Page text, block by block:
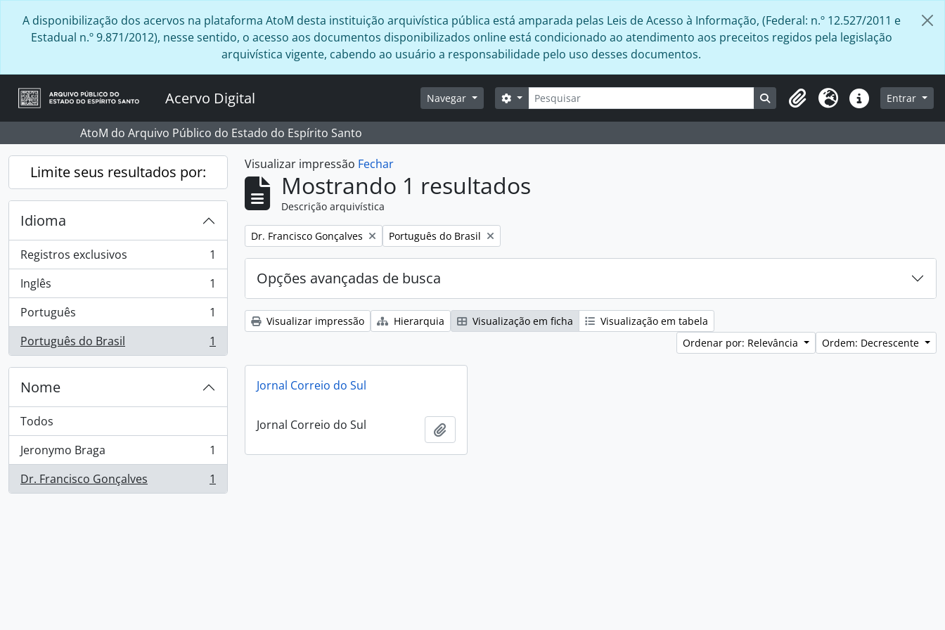
A disponibilização dos acervos na plataforma AtoM desta instituição arquivística pública está amparada pelas Leis de Acesso à Informação, (Federal: n.º 12.527/2011 e
Estadual n.º 9.871/2012), nesse sentido, o acesso aos documentos disponibilizados online está condicionado ao atendimento aos preceitos regidos pela legislação
arquivística vigente, cabendo ao usuário a responsabilidade pelo uso desses documentos.
Acervo Digital Navegar Buscar
Opções de busca Busque na página de navegação
Área de Transferência
Idioma Atalhos Entrar
AtoM do Arquivo Público do Estado do Espírito Santo
Limite seus resultados por:
Idioma
Registros exclusivos
, 1 resultados
1
Inglês
, 1 resultados
1
Português
, 1 resultados
1
Português do Brasil
, 1 resultados 1
Nome
Todos
Jeronymo Braga
, 1 resultados
1
Dr. Francisco Gonçalves
, 1 resultados 1
Visualizar impressão Fechar
Mostrando 1 resultados
Descrição arquivística
Remover filtro:
Dr. Francisco Gonçalves Remover filtro:
Português do Brasil
Opções avançadas de busca
Visualizar impressão Hierarquia Visualização em ficha
Visualização em tabela
Ordenar por: Relevância
Ordem: Decrescente
Jornal Correio do Sul
Jornal Correio do Sul